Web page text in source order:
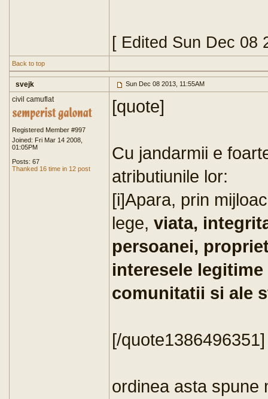
[ Edited Sun Dec 08
Back to top
svejk Sun Dec 08 2013, 11:55AM
civil camuflat
Registered Member #997
Joined: Fri Mar 14 2008,
01:05PM
Posts: 67
Thanked 16 time in 12 post
[quote]
Cu jandarmii e
atributiunile lor:
[i]Apara, prin
lege, viata,
persoanei,
interesele
comunitatii si ale
[/quote1386496351]
ordinea asta spune